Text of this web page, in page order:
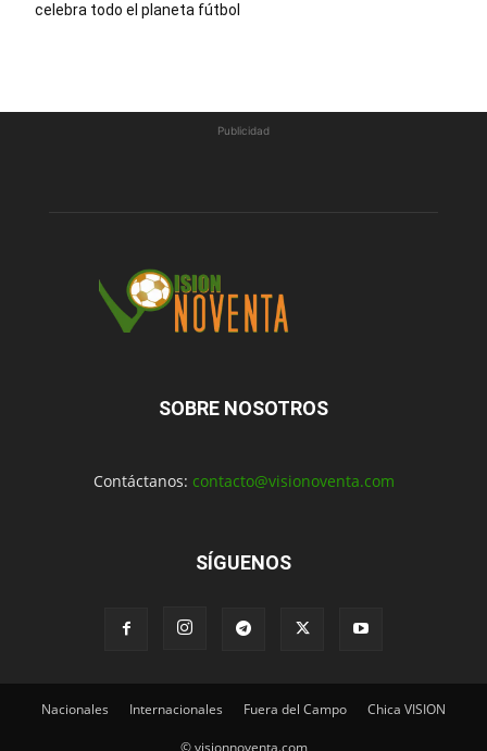
celebra todo el planeta fútbol
Publicidad
SOBRE NOSOTROS
Contáctanos: contacto@visionoventa.com
SÍGUENOS
Nacionales Internacionales Fuera del Campo Chica VISION